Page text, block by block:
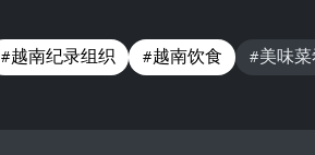
#越南纪录组织 #越南饮食 #美味